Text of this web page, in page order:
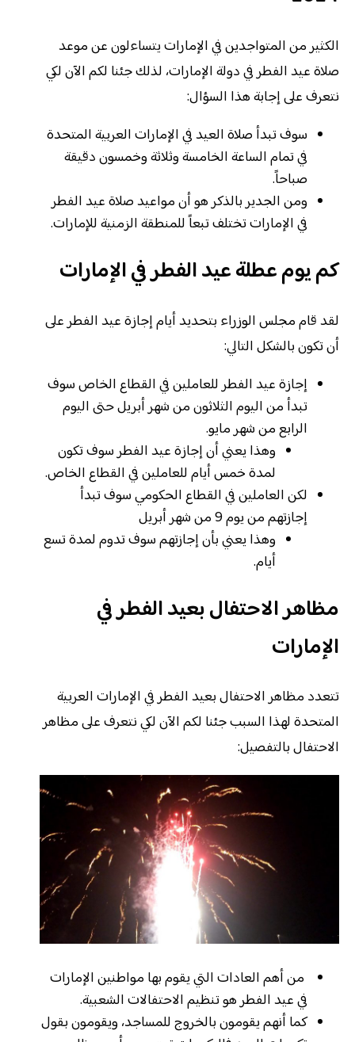
الكثير من المتواجدين في الإمارات يتساءلون عن موعد
صلاة عيد الفطر في دولة الإمارات، لذلك جئنا لكم الآن لكي
نتعرف على إجابة هذا السؤال:
سوف تبدأ صلاة العيد في الإمارات العربية المتحدة
في تمام الساعة الخامسة وثلاثة وخمسون دقيقة
صباحاً.
ومن الجدير بالذكر هو أن مواعيد صلاة عيد الفطر
في الإمارات تختلف تبعاً للمنطقة الزمنية للإمارات.
كم يوم عطلة عيد الفطر في الإمارات
لقد قام مجلس الوزراء بتحديد أيام إجازة عيد الفطر على
أن تكون بالشكل التالي:
إجازة عيد الفطر للعاملين في القطاع الخاص سوف
تبدأ من اليوم الثلاثون من شهر أبريل حتى اليوم
الرابع من شهر مايو.
وهذا يعني أن إجازة عيد الفطر سوف تكون
لمدة خمس أيام للعاملين في القطاع الخاص.
لكن العاملين في القطاع الحكومي سوف تبدأ
إجازتهم من يوم 9 من شهر أبريل
وهذا يعني بأن إجازتهم سوف تدوم لمدة تسع
أيام.
مظاهر الاحتفال بعيد الفطر في
الإمارات
تتعدد مظاهر الاحتفال بعيد الفطر في الإمارات العربية
المتحدة لهذا السبب جئنا لكم الآن لكي نتعرف على مظاهر
الاحتفال بالتفصيل:
من أهم العادات التي يقوم بها مواطنين الإمارات
في عيد الفطر هو تنظيم الاحتفالات الشعبية.
كما أنهم يقومون بالخروج للمساجد، ويقومون بقول